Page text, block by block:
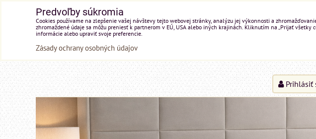
Prihlásiť
Predvoľby súkromia
Cookies používame na zlepšenie vašej návštevy tejto webovej stránky, analýzu jej výkonnosti a
zhromaždené údaje sa môžu preniesť k partnerom v EÚ, USA alebo iných krajinách. Kliknutím na „Prijať
informácie alebo upraviť svoje preferencie.
Zásady ochrany osobných údajov